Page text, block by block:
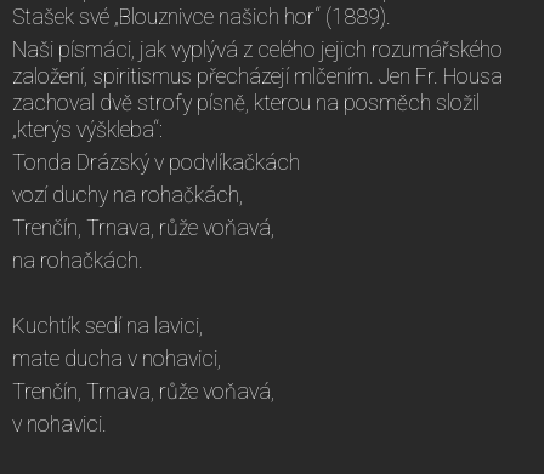
Stašek své „Blouznivce našich hor“ (1889).
Naši písmáci, jak vyplývá z celého jejich rozumářského
založení, spiritismus přecházejí mlčením. Jen Fr. Housa
zachoval dvě strofy písně, kterou na posměch složil
„kterýs výškleba“:
Tonda Drázský v podvlíkačkách
vozí duchy na rohačkách,
Trenčín, Trnava, růže voňavá,
na rohačkách.
Kuchtík sedí na lavici,
mate ducha v nohavici,
Trenčín, Trnava, růže voňavá,
v nohavici.